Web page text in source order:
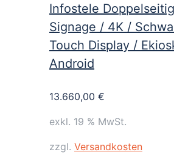
Infostele
Signage / 4K /
Touch Display /
Android
13.660,00 €
exkl. 19 % MwSt.
zzgl. Versandkosten